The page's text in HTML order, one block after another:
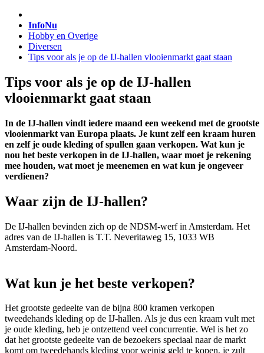
InfoNu
Hobby en Overige
Diversen
Tips voor als je op de IJ-hallen vlooienmarkt gaat staan
Tips voor als je op de IJ-hallen
vlooienmarkt gaat staan
In de IJ-hallen vindt iedere maand een weekend met de grootste
vlooienmarkt van Europa plaats. Je kunt zelf een kraam huren
en zelf je oude kleding of spullen gaan verkopen. Wat kun je
nou het beste verkopen in de IJ-hallen, waar moet je rekening
mee houden, wat moet je meenemen en wat kun je ongeveer
verdienen?
Waar zijn de IJ-hallen?
De IJ-hallen bevinden zich op de NDSM-werf in Amsterdam. Het
adres van de IJ-hallen is T.T. Neveritaweg 15, 1033 WB
Amsterdam-Noord.
Wat kun je het beste verkopen?
Het grootste gedeelte van de bijna 800 kramen verkopen
tweedehands kleding op de IJ-hallen. Als je dus een kraam vult met
je oude kleding, heb je ontzettend veel concurrentie. Wel is het zo
dat het grootste gedeelte van de bezoekers speciaal naar de markt
komt om tweedehands kleding voor weinig geld te kopen, je zult